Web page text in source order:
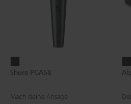
PGA58
Shure PGA58
Mach deine Ansage